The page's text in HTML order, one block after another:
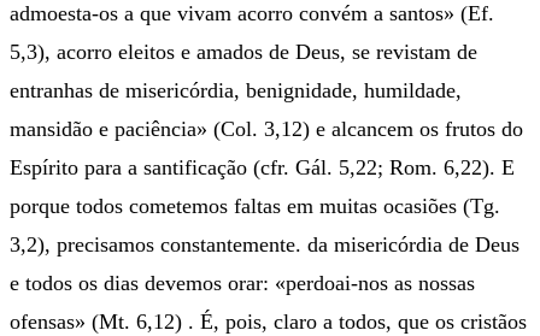
admoesta-os a que vivam acorro convém a santos» (Ef.
5,3), acorro eleitos e amados de Deus, se revistam de
entranhas de misericórdia, benignidade, humildade,
mansidão e paciência» (Col. 3,12) e alcancem os frutos do
Espírito para a santificação (cfr. Gál. 5,22; Rom. 6,22). E
porque todos cometemos faltas em muitas ocasiões (Tg.
3,2), precisamos constantemente. da misericórdia de Deus
e todos os dias devemos orar: «perdoai-nos as nossas
ofensas» (Mt. 6,12) . É, pois, claro a todos, que os cristãos